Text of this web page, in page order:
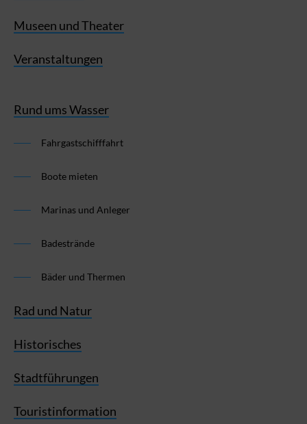
Museen und Theater
Veranstaltungen
Rund ums Wasser
Fahrgastschifffahrt
Boote mieten
Marinas und Anleger
Badestrände
Bäder und Thermen
Rad und Natur
Historisches
Stadtführungen
Touristinformation